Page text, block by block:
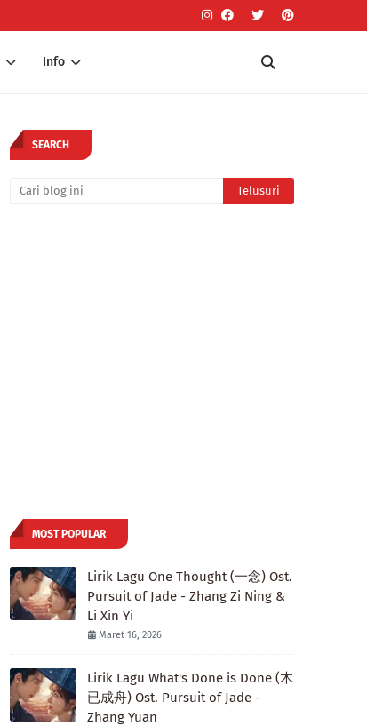
Info
SEARCH
MOST POPULAR
Lirik Lagu One Thought (一念) Ost.
Pursuit of Jade - Zhang Zi Ning &
Li Xin Yi
Maret 16, 2026
Lirik Lagu What's Done is Done (木
已成舟) Ost. Pursuit of Jade -
Zhang Yuan